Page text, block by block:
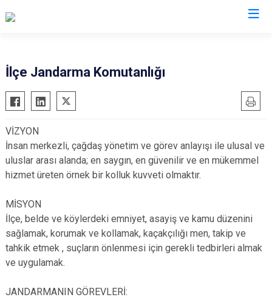
Büyükorhan
Gemlik
Gürsu
Harmancık
İnegöl
Karacabey
Keles
Kestel
Orhaneli
Orhangazi
Yıldırım
İlçe Jandarma Komutanlığı
VİZYON
İnsan merkezli, çağdaş yönetim ve görev anlayışı ile ulusal ve
uluslar arası alanda; en saygın, en güvenilir ve en mükemmel
hizmet üreten örnek bir kolluk kuvveti olmaktır.
MİSYON
İlçe, belde ve köylerdeki emniyet, asayiş ve kamu düzenini
sağlamak, korumak ve kollamak, kaçakçılığı men, takip ve
tahkik etmek , suçların önlenmesi için gerekli tedbirleri almak
ve uygulamak.
JANDARMANIN GÖREVLERİ: